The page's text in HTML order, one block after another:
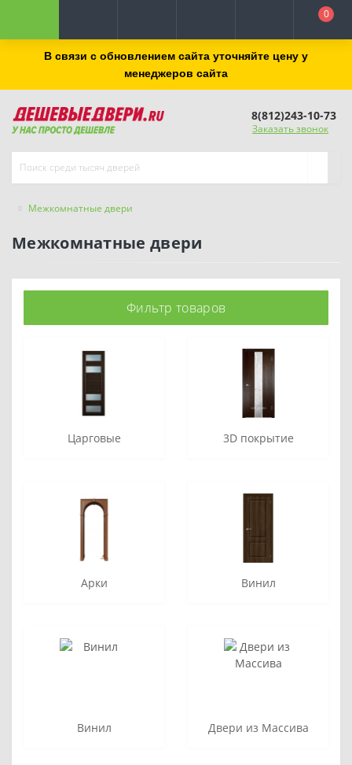
В связи с обновлением сайта уточняйте цену у
менеджеров сайта
0
8(812)243-10-73
Заказать звонок
Межкомнатные двери
Межкомнатные двери
Фильтр товаров
Царговые 3D покрытие
Арки Винил
Винил Двери из Массива